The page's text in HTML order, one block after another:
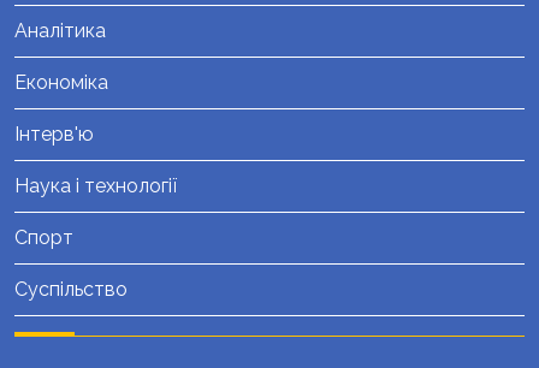
Аналітика
Економіка
Інтерв'ю
Наука і технології
Спорт
Суспільство